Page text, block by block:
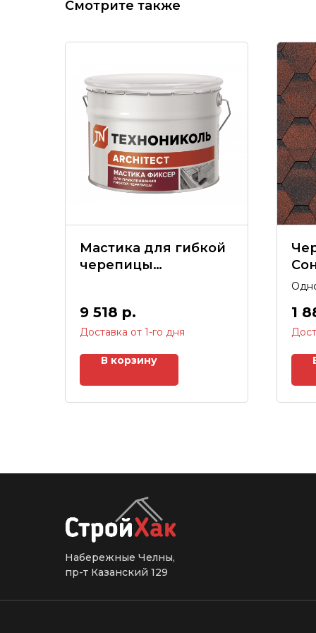
Смотрите также
Мастика для гибкой
черепицы
Доставка от 1-го дня
9 518 р.
В корзину
1
Набережные Челны,
пр-т Казанский 129